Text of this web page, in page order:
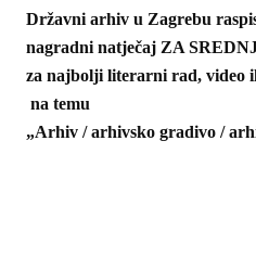
Državni arhiv u Zagrebu
nagradni natječaj ZA
za najbolji literarni rad, video
na temu
„Arhiv / arhivsko gradivo /